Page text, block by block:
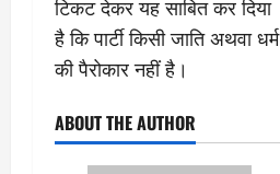
टिकट देकर यह साबित कर दिया
है कि पार्टी किसी जाति अथवा धर्म
की पैरोकार नहीं है।
ABOUT THE AUTHOR